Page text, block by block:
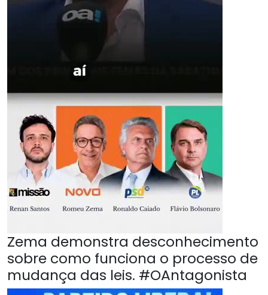
Zema demonstra desconhecimento
sobre como funciona o processo de
mudança das leis. #OAntagonista